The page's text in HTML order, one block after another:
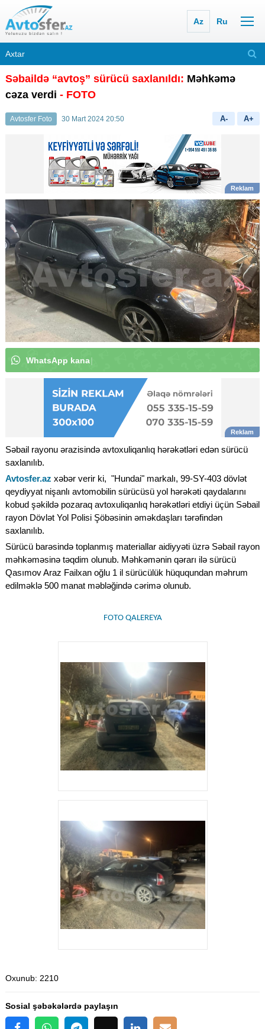
Az Ru
Səbaildə “avtoş” sürücü saxlanıldı: Məhkəmə
cəza verdi - FOTO
Avtosfer Foto 30 Mart 2024 20:50 A- A+
WhatsApp kanal
Səbail rayonu ərazisində avtoxuliqanlıq hərəkətləri edən sürücü
saxlanılıb.
Avtosfer.az xəbər verir ki, "Hundai" markalı, 99-SY-403 dövlət
qeydiyyat nişanlı avtomobilin sürücüsü yol hərəkəti qaydalarını
kobud şəkildə pozaraq avtoxuliqanlıq hərəkətləri etdiyi üçün Səbail
rayon Dövlət Yol Polisi Şöbəsinin əməkdaşları tərəfindən
saxlanılıb.
Sürücü barəsində toplanmış materiallar aidiyyəti üzrə Səbail rayon
məhkəməsinə təqdim olunub. Məhkəmənin qərarı ilə sürücü
Qasımov Araz Failxan oğlu 1 il sürücülük hüququndan məhrum
edilməklə 500 manat məbləğində cərimə olunub.
FOTO QALEREYA
Oxunub: 2210
Sosial şəbəkələrdə paylaşın